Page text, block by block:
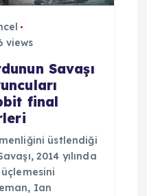
views
Savaşı
final
üstlendiği
2014 yılında
Ian